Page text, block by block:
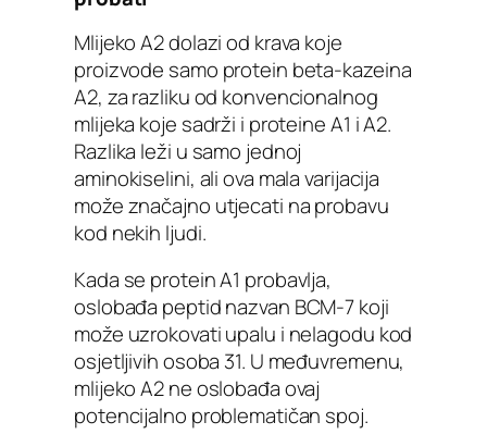
Mlijeko A2 dolazi od krava koje
proizvode samo protein beta-kazeina
A2, za razliku od konvencionalnog
mlijeka koje sadrži i proteine A1 i A2.
Razlika leži u samo jednoj
aminokiselini, ali ova mala varijacija
može značajno utjecati na probavu
kod nekih ljudi.
Kada se protein A1 probavlja,
oslobađa peptid nazvan BCM-7 koji
može uzrokovati upalu i nelagodu kod
osjetljivih osoba 31. U međuvremenu,
mlijeko A2 ne oslobađa ovaj
potencijalno problematičan spoj.